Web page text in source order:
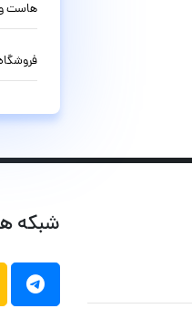
هاست
شبکه